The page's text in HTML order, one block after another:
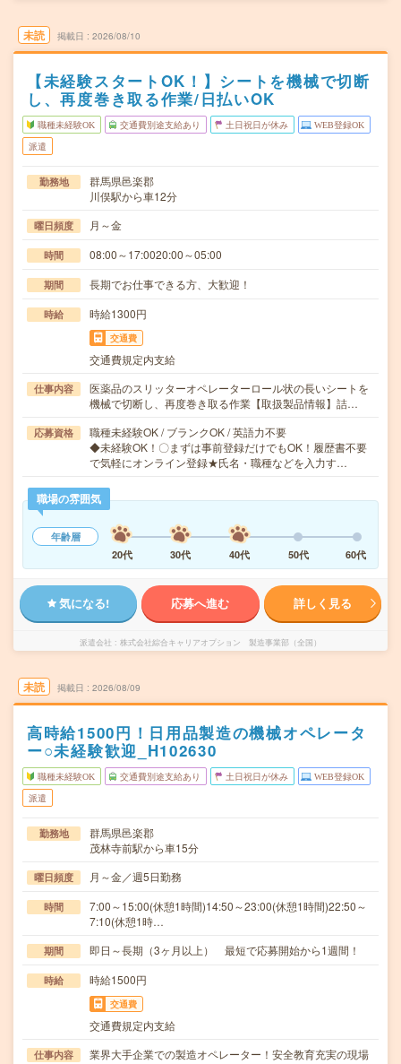
未読 掲載日 2026/08/10
【未経験スタートOK！】シートを機械で切断
し、再度巻き取る作業/日払いOK
職種未経験OK 交通費別途支給あり 土日祝日が休み WEB登録OK
派遣
勤務地
群馬県邑楽郡
川俣駅から車12分
曜日頻度 月～金
時間 08:00～17:0020:00～05:00
期間 長期でお仕事できる方、大歓迎！
時給 時給1300円
交通費
交通費規定内支給
仕事内容
医薬品のスリッターオペレーターロール状の長いシートを
機械で切断し、再度巻き取る作業【取扱製品情報】詰…
応募資格
職種未経験OK / ブランクOK / 英語力不要
◆未経験OK！〇まずは事前登録だけでもOK！履歴書不要
で気軽にオンライン登録★氏名・職種などを入力す…
職場の雰囲気
年齢層
20代
30代 40代 50代 60代
気になる! 応募へ進む 詳しく見る
派遣会社 株式会社綜合キャリアオプション 製造事業部（全国）
未読 掲載日 2026/08/09
高時給1500円！日用品製造の機械オペレータ
ー○未経験歓迎_H102630
職種未経験OK 交通費別途支給あり 土日祝日が休み WEB登録OK
派遣
勤務地
群馬県邑楽郡
茂林寺前駅から車15分
曜日頻度 月～金／週5日勤務
時間
7:00～15:00(休憩1時間)14:50～23:00(休憩1時間)22:50～
7:10(休憩1時…
期間 即日～長期（3ヶ月以上） 最短で応募開始から1週間！
時給 時給1500円
交通費
交通費規定内支給
仕事内容
業界大手企業での製造オペレーター！安全教育充実の現場